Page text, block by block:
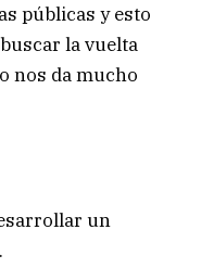
públicas y esto
la vuelta
nos da mucho
un